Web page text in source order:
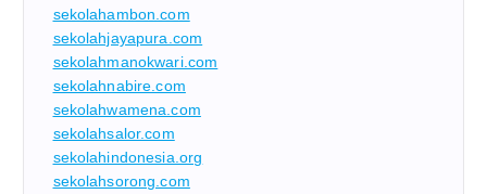
sekolahambon.com
sekolahjayapura.com
sekolahmanokwari.com
sekolahnabire.com
sekolahwamena.com
sekolahsalor.com
sekolahindonesia.org
sekolahsorong.com